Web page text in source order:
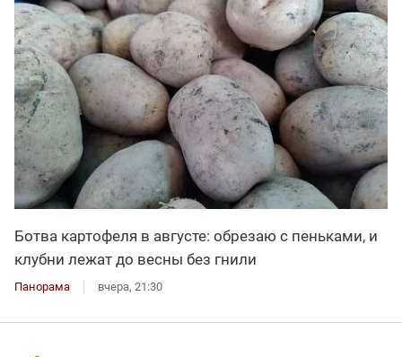
Ботва картофеля в августе: обрезаю с пеньками, и
клубни лежат до весны без гнили
Панорама вчера, 21:30